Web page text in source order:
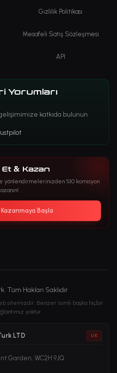
Gizlilik Politikası
Mesafeli Satış Sözleşmesi
API
Yorumları
katkıda bulunun
& Kazan
yönlendirmelerinizden %10 komisyon
Kazanmaya Başla
Tüm Hakları Saklıdır
sitemizdir. Benzer isimli başka hiçbir
yoktur.
LTD UK
Garden, WC2H 9JQ